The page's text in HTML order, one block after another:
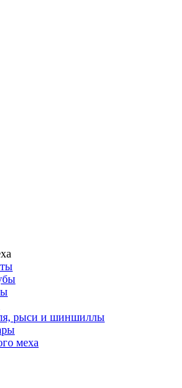
рыси и шиншиллы
меха